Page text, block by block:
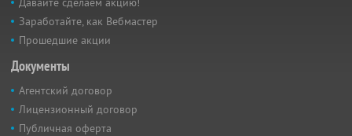
Заработайте, как Вебмастер
Прошедшие акции
Документы
Агентский договор
Лицензионный договор
Публичная оферта